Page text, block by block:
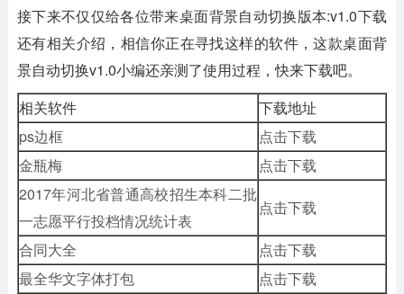
接下来不仅仅给各位带来桌面背景自动切换版本:v1.0下载
还有相关介绍，相信你正在寻找这样的软件，这款桌面背
景自动切换v1.0小编还亲测了使用过程，快来下载吧。
相关软件
下载地址
ps边框
点击下载
金瓶梅
点击下载
2017年河北省普通高校招生本科二批
一志愿平行投档情况统计表
点击下载
合同大全
点击下载
最全华文字体打包
点击下载